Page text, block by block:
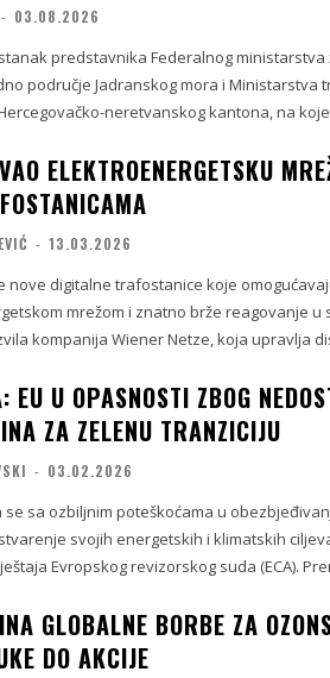
- 03.08.2026
predstavnika Federalnog ministarstva
područje Jadranskog mora i Ministarstva
neretvanskog kantona, na
ELEKTROENERGETSKU
- 13.03.2026
nove digitalne trafostanice koje
mrežom i znatno brže reagovanje u
kompanija Wiener Netze, koja upravlja
EU U OPASNOSTI ZBOG
ZA ZELENU TRANZICIJU
- 03.02.2026
sa ozbiljnim poteškoćama u
svojih energetskih i klimatskih
Evropskog revizorskog suda (ECA).
GLOBALNE BORBE ZA
DO AKCIJE